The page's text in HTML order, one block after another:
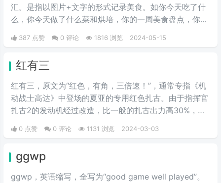
汇。是指以图片+文字的形式记录美食。如你今天吃了什
么，你今天做了什么菜和烘培，你的一周美食盘点，你的
奶茶盘点，都值得记录。
387 点赞 0 评论 1816 浏览 2024-05-15
红有三
红有三，原文为“红色，有角，三倍速！”，通常专指《机
动战士高达》中登场的夏亚的专用红色扎古。由于指挥官
扎古2的发动机经过改造，比一般的扎古出力高30%，在
三倍速也被看作是夏亚登场的象征。
0 点赞 0 评论 1131 浏览 2024-03-03
ggwp
ggwp，英‌‌‌‌‌‌‌‌‌‌‌语缩写，全写为“good game well played”。